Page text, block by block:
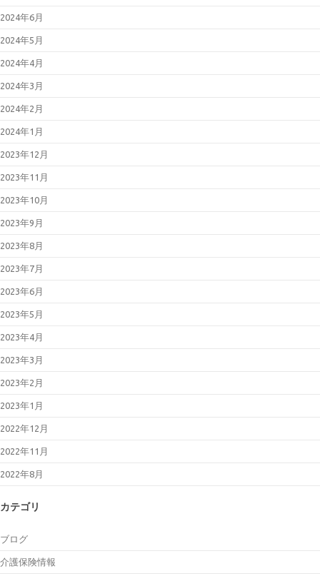
2024年6月
2024年5月
2024年4月
2024年3月
2024年2月
2024年1月
2023年12月
2023年11月
2023年10月
2023年9月
2023年8月
2023年7月
2023年6月
2023年5月
2023年4月
2023年3月
2023年2月
2023年1月
2022年12月
2022年11月
2022年8月
カテゴリ
ブログ
介護保険情報